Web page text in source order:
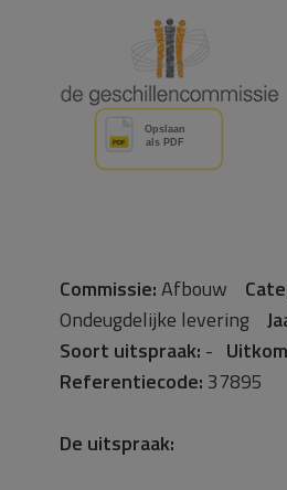
Commissie:Afbouw
Ondeugdelijke levering
Soort uitspraak: -
Referentiecode: 37895
De uitspraak: